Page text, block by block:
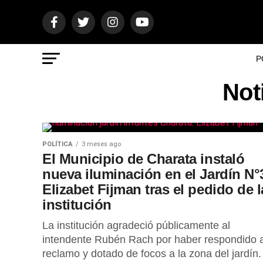
POLÍTICA 3 meses ago
El Municipio de Charata instaló
nueva iluminación en el Jardín
Elizabet Fijman tras el pedido de
institución
La institución agradeció públicamente al
intendente Rubén Rach por haber respondido
reclamo y dotado de focos a la zona del jardín.